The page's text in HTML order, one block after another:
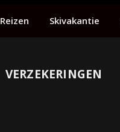
Reizen Skivakantie
VERZEKERINGEN